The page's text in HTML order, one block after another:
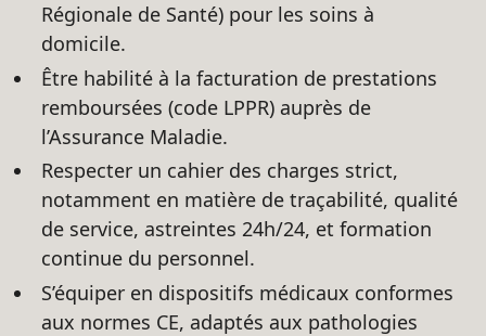
Régionale de Santé) pour les soins à
domicile.
Être habilité à la facturation de prestations
remboursées (code LPPR) auprès de
l’Assurance Maladie.
Respecter un cahier des charges strict,
notamment en matière de traçabilité, qualité
de service, astreintes 24h/24, et formation
continue du personnel.
S’équiper en dispositifs médicaux conformes
aux normes CE, adaptés aux pathologies